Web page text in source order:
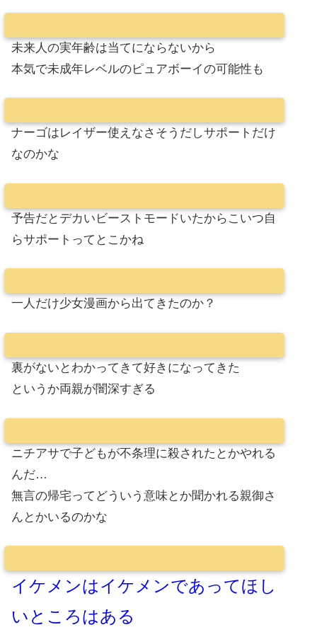
未来人の実年齢は当てにならないから
本気で未成年レベルのピュアボーイの可能性も
ナーゴはレイザー使えなさそうだしサポートだけ
なのかな
予告だとデカいビーストモードいたからこいつ自
らサポートってとこかね
一人だけ少女漫画から出てきたのか？
裏がないとわかってきて好きになってきた
というか両親が闇深すぎる
ニチアサで子どもが不条理に殺されたとかやれる
んだ…
無言の帰宅ってどういう意味とか聞かれる親御さ
んとかいるのかな
イケメンはイケメンであってほし
いところはある